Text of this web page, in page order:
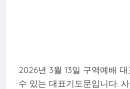
2026년 3월 13일 구역예배
수 있는 대표기도문입니다.